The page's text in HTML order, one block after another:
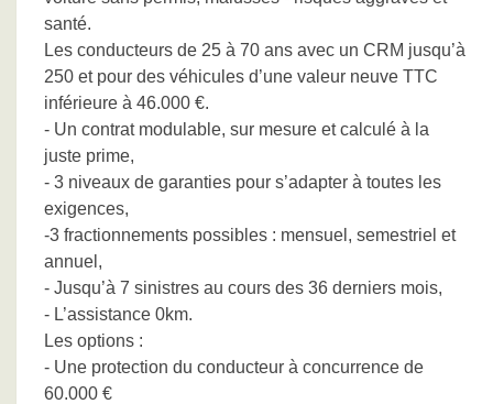
santé.
Les conducteurs de 25 à 70 ans avec un CRM jusqu’à
250 et pour des véhicules d’une valeur neuve TTC
inférieure à 46.000 €.
- Un contrat modulable, sur mesure et calculé à la
juste prime,
- 3 niveaux de garanties pour s’adapter à toutes les
exigences,
-3 fractionnements possibles : mensuel, semestriel et
annuel,
- Jusqu’à 7 sinistres au cours des 36 derniers mois,
- L’assistance 0km.
Les options :
- Une protection du conducteur à concurrence de
60.000 €